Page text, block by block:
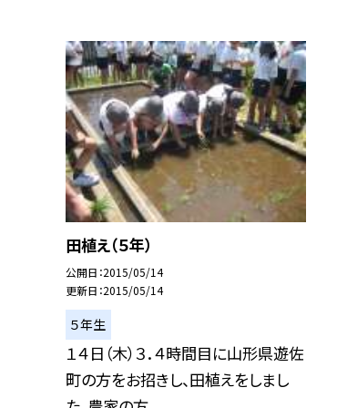
田植え（５年）
公開日 2015/05/14
更新日 2015/05/14
５年生
１４日（木）３．４時間目に山形県遊佐
町の方をお招きし、田植えをしまし